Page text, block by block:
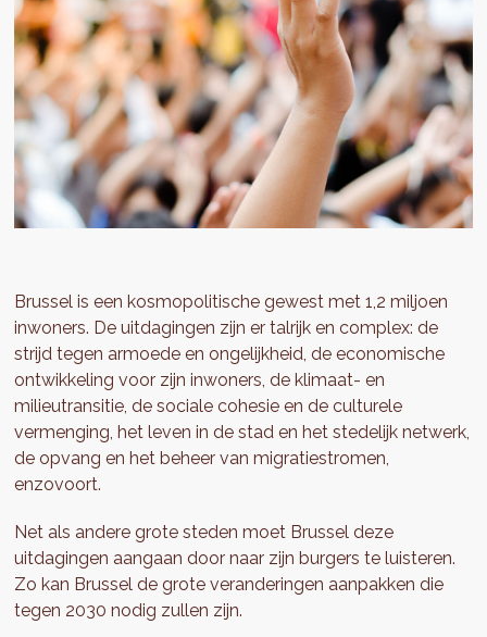
Brussel is een kosmopolitische gewest met 1,2 miljoen
inwoners. De uitdagingen zijn er talrijk en complex: de
strijd tegen armoede en ongelijkheid, de economische
ontwikkeling voor zijn inwoners, de klimaat- en
milieutransitie, de sociale cohesie en de culturele
vermenging, het leven in de stad en het stedelijk netwerk,
de opvang en het beheer van migratiestromen,
enzovoort.
Net als andere grote steden moet Brussel deze
uitdagingen aangaan door naar zijn burgers te luisteren.
Zo kan Brussel de grote veranderingen aanpakken die
tegen 2030 nodig zullen zijn.